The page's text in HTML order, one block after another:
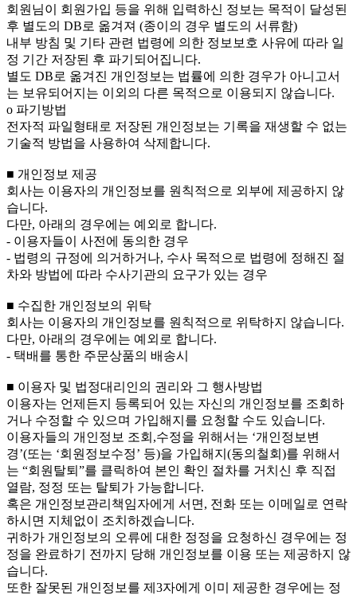
회원님이 회원가입 등을 위해 입력하신 정보는 목적이 달성된
후 별도의 DB로 옮겨져 (종이의 경우 별도의 서류함)
내부 방침 및 기타 관련 법령에 의한 정보보호 사유에 따라 일
정 기간 저장된 후 파기되어집니다.
별도 DB로 옮겨진 개인정보는 법률에 의한 경우가 아니고서
는 보유되어지는 이외의 다른 목적으로 이용되지 않습니다.
ο 파기방법
전자적 파일형태로 저장된 개인정보는 기록을 재생할 수 없는
기술적 방법을 사용하여 삭제합니다.
■ 개인정보 제공
회사는 이용자의 개인정보를 원칙적으로 외부에 제공하지 않
습니다.
다만, 아래의 경우에는 예외로 합니다.
- 이용자들이 사전에 동의한 경우
- 법령의 규정에 의거하거나, 수사 목적으로 법령에 정해진 절
차와 방법에 따라 수사기관의 요구가 있는 경우
■ 수집한 개인정보의 위탁
회사는 이용자의 개인정보를 원칙적으로 위탁하지 않습니다.
다만, 아래의 경우에는 예외로 합니다.
- 택배를 통한 주문상품의 배송시
■ 이용자 및 법정대리인의 권리와 그 행사방법
이용자는 언제든지 등록되어 있는 자신의 개인정보를 조회하
거나 수정할 수 있으며 가입해지를 요청할 수도 있습니다.
이용자들의 개인정보 조회,수정을 위해서는 ‘개인정보변
경’(또는 ‘회원정보수정’ 등)을 가입해지(동의철회)를 위해서
는 “회원탈퇴”를 클릭하여 본인 확인 절차를 거치신 후 직접
열람, 정정 또는 탈퇴가 가능합니다.
혹은 개인정보관리책임자에게 서면, 전화 또는 이메일로 연락
하시면 지체없이 조치하겠습니다.
귀하가 개인정보의 오류에 대한 정정을 요청하신 경우에는 정
정을 완료하기 전까지 당해 개인정보를 이용 또는 제공하지 않
습니다.
또한 잘못된 개인정보를 제3자에게 이미 제공한 경우에는 정